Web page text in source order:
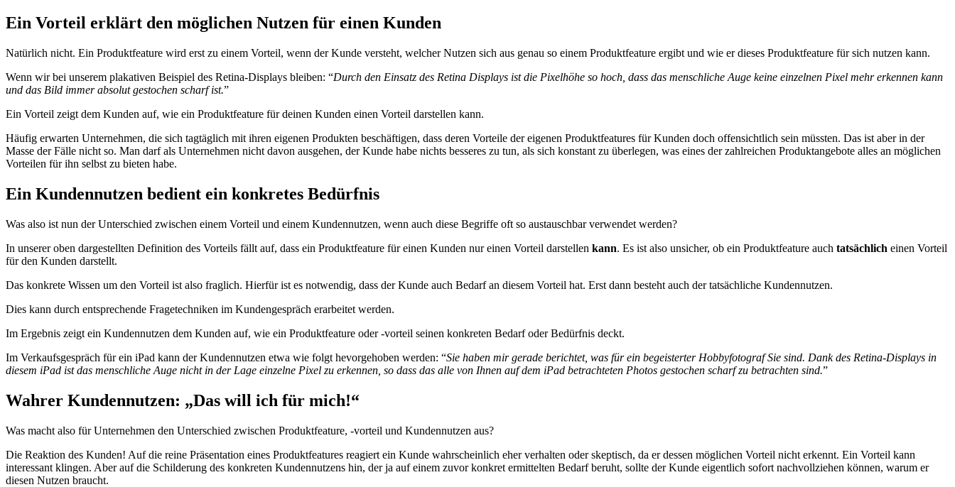
Ein Vorteil erklärt den möglichen Nutzen für einen Kunden
Natürlich nicht. Ein Produktfeature wird erst zu einem Vorteil, wenn der Kunde versteht, welcher Nutzen sich aus genau so einem Produktfeature ergibt und wie er dieses Produktfeature für sich nutzen kann.
Wenn wir bei unserem plakativen Beispiel des Retina-Displays bleiben: “Durch den Einsatz des Retina Displays ist die Pixelhöhe so hoch, dass das menschliche Auge keine einzelnen Pixel mehr erkennen kann
und das Bild immer absolut gestochen scharf ist.”
Ein Vorteil zeigt dem Kunden auf, wie ein Produktfeature für deinen Kunden einen Vorteil darstellen kann.
Häufig erwarten Unternehmen, die sich tagtäglich mit ihren eigenen Produkten beschäftigen, dass deren Vorteile der eigenen Produktfeatures für Kunden doch offensichtlich sein müssten. Das ist aber in der
Masse der Fälle nicht so. Man darf als Unternehmen nicht davon ausgehen, der Kunde habe nichts besseres zu tun, als sich konstant zu überlegen, was eines der zahlreichen Produktangebote alles an möglichen
Vorteilen für ihn selbst zu bieten habe.
Ein Kundennutzen bedient ein konkretes Bedürfnis
Was also ist nun der Unterschied zwischen einem Vorteil und einem Kundennutzen, wenn auch diese Begriffe oft so austauschbar verwendet werden?
In unserer oben dargestellten Definition des Vorteils fällt auf, dass ein Produktfeature für einen Kunden nur einen Vorteil darstellen kann. Es ist also unsicher, ob ein Produktfeature auch tatsächlich einen Vorteil
für den Kunden darstellt.
Das konkrete Wissen um den Vorteil ist also fraglich. Hierfür ist es notwendig, dass der Kunde auch Bedarf an diesem Vorteil hat. Erst dann besteht auch der tatsächliche Kundennutzen.
Dies kann durch entsprechende Fragetechniken im Kundengespräch erarbeitet werden.
Im Ergebnis zeigt ein Kundennutzen dem Kunden auf, wie ein Produktfeature oder -vorteil seinen konkreten Bedarf oder Bedürfnis deckt.
Im Verkaufsgespräch für ein iPad kann der Kundennutzen etwa wie folgt hevorgehoben werden: “Sie haben mir gerade berichtet, was für ein begeisterter Hobbyfotograf Sie sind. Dank des Retina-Displays in
diesem iPad ist das menschliche Auge nicht in der Lage einzelne Pixel zu erkennen, so dass das alle von Ihnen auf dem iPad betrachteten Photos gestochen scharf zu betrachten sind.”
Wahrer Kundennutzen: „Das will ich für mich!“
Was macht also für Unternehmen den Unterschied zwischen Produktfeature, -vorteil und Kundennutzen aus?
Die Reaktion des Kunden! Auf die reine Präsentation eines Produktfeatures reagiert ein Kunde wahrscheinlich eher verhalten oder skeptisch, da er dessen möglichen Vorteil nicht erkennt. Ein Vorteil kann
interessant klingen. Aber auf die Schilderung des konkreten Kundennutzens hin, der ja auf einem zuvor konkret ermittelten Bedarf beruht, sollte der Kunde eigentlich sofort nachvollziehen können, warum er
diesen Nutzen braucht.